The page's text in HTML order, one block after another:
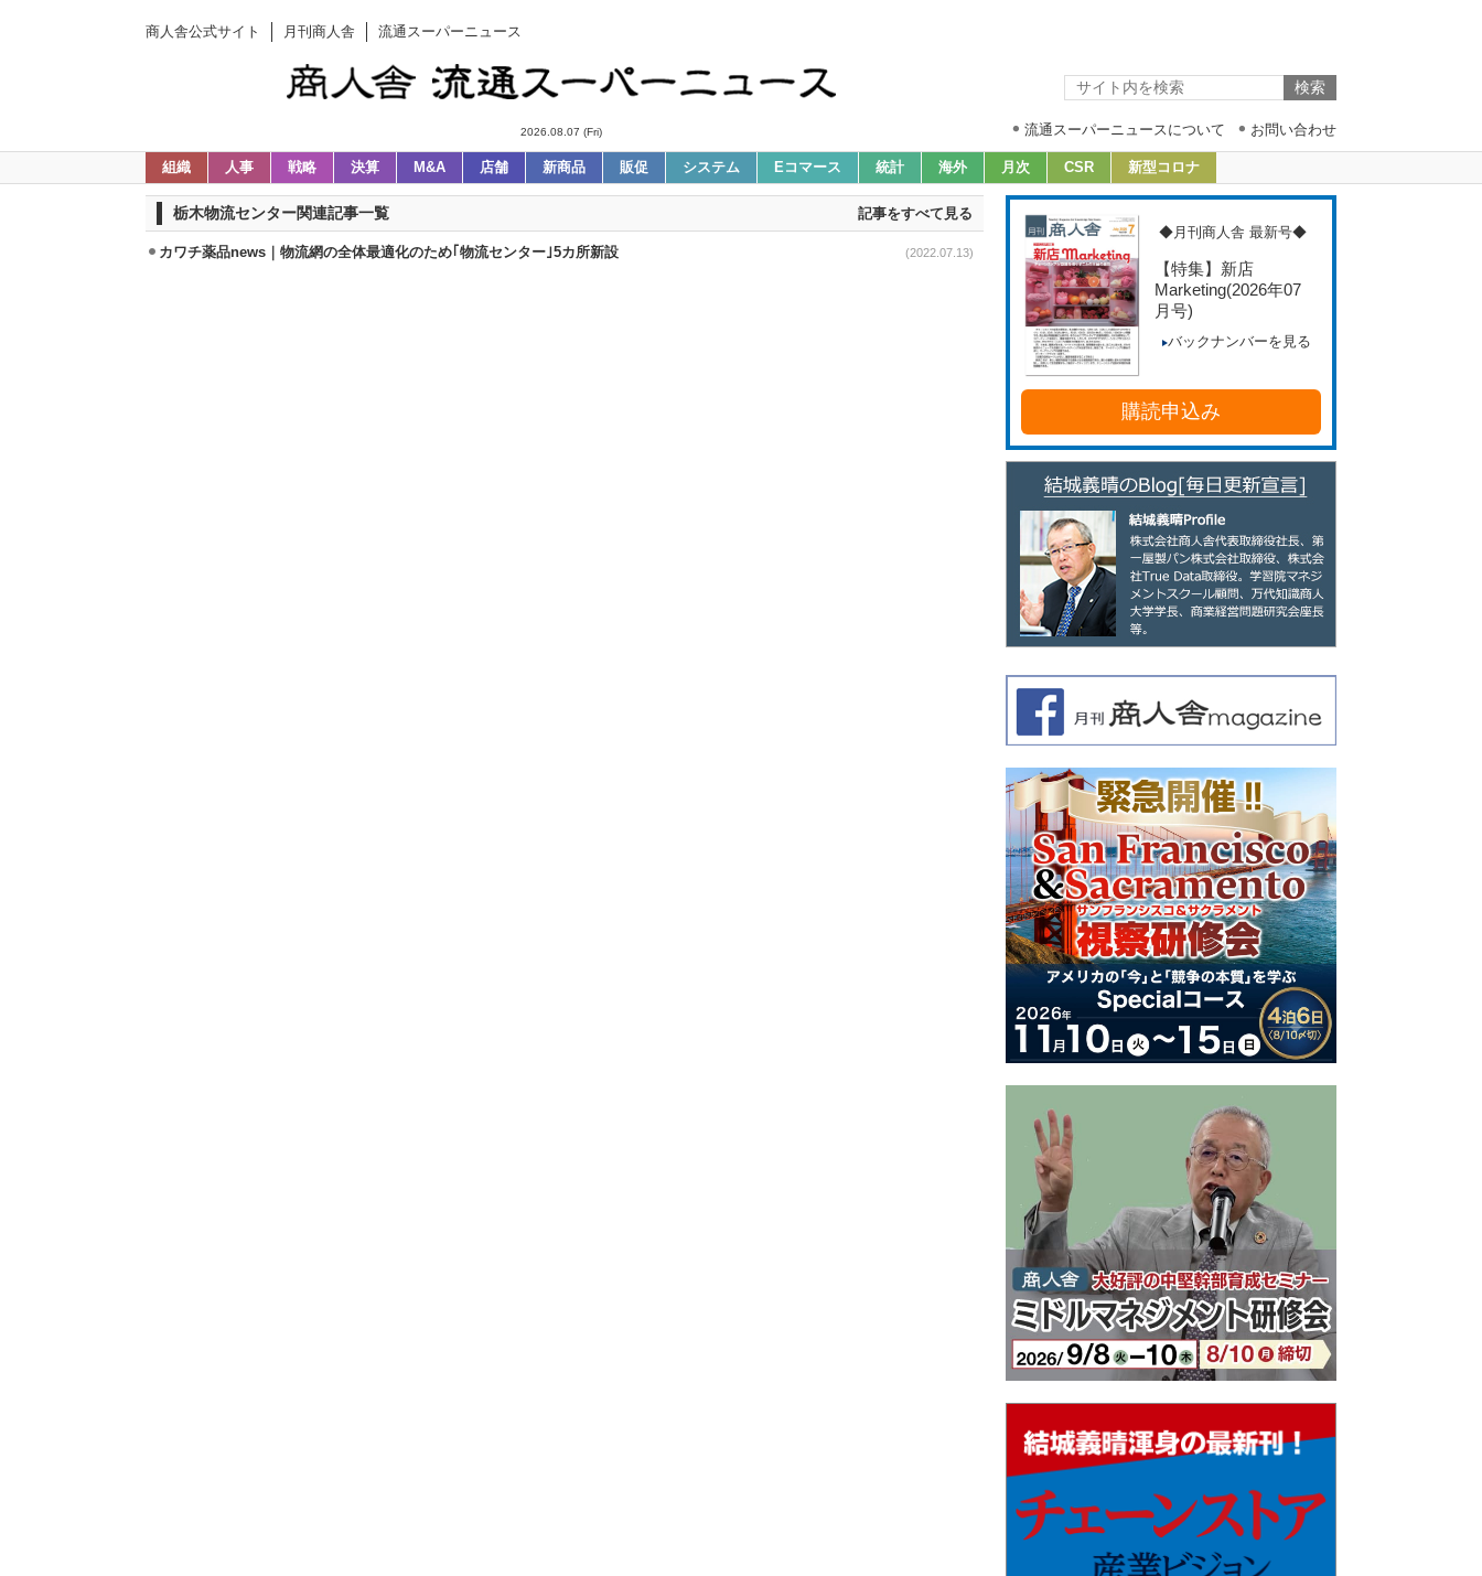
商人舎公式サイト 月刊商人舎 流通スーパーニュース
2026.08.07 (Fri) 流通スーパーニュースについて お問い合わせ
組織 人事 戦略 決算 M&A 店舗 新商品 販促 システム Eコマース 統計 海外 月次 CSR 新型コロナ
栃木物流センター関連記事一覧 記事をすべて見る
カワチ薬品news｜物流網の全体最適化のため｢物流センター｣5カ所新設 (2022.07.13)
◆月刊商人舎 最新号◆
【特集】新店
Marketing(2026年07
月号)
バックナンバーを見る
購読申込み